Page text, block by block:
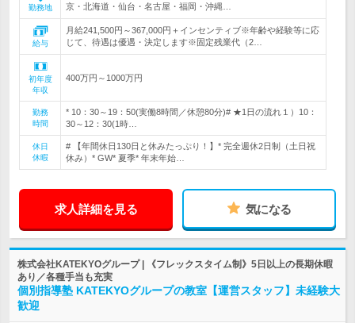
勤務地
京・北海道・仙台・名古屋・福岡・沖縄…
給与
月給241,500円～367,000円＋インセンティブ※年齢や経験等に応
じて、待遇は優遇・決定します※固定残業代（2…
初年度
年収
400万円～1000万円
勤務
時間
* 10：30～19：50(実働8時間／休憩80分)# ★1日の流れ１）10：
30～12：30(1時…
休日
休暇
# 【年間休日130日と休みたっぷり！】* 完全週休2日制（土日祝
休み）* GW* 夏季* 年末年始…
求人詳細を見る 気になる
株式会社KATEKYOグループ | 《フレックスタイム制》5日以上の長期休暇
あり／各種手当も充実
個別指導塾 KATEKYOグループの教室【運営スタッフ】未経験大
歓迎